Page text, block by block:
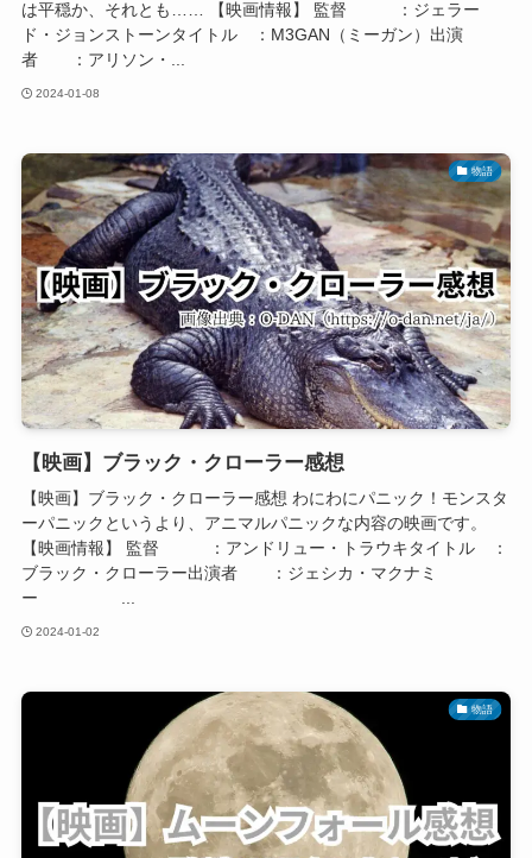
は平穏か、それとも…… 【映画情報】 監督 ：ジェラー
ド・ジョンストーンタイトル ：M3GAN（ミーガン）出演
者 ：アリソン・...
2024-01-08
物語
【映画】ブラック・クローラー感想
【映画】ブラック・クローラー感想 わにわにパニック！モンスタ
ーパニックというより、アニマルパニックな内容の映画です。
【映画情報】 監督 ：アンドリュー・トラウキタイトル ：
ブラック・クローラー出演者 ：ジェシカ・マクナミ
ー ...
2024-01-02
物語